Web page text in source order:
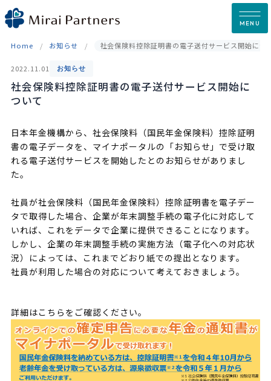
Skip
to
MENU
Home お知らせ 社会保険料控除証明書の電子送付サービス開始につ
2022.11.01 お知らせ
社会保険料控除証明書の電子送付サービス開始に
ついて
日本年金機構から、社会保険料（国民年金保険料）控除証明
書の電子データを、マイナポータルの「お知らせ」で受け取
れる電子送付サービスを開始したとのお知らせがありまし
た。
社員が社会保険料（国民年金保険料）控除証明書を電子デー
タで取得した場合、企業が年末調整手続の電子化に対応して
いれば、これをデータで企業に提供できることになります。
しかし、企業の年末調整手続の実施方法（電子化への対応状
況）によっては、これまでどおり紙での提出となります。
社員が利用した場合の対応について考えておきましょう。
詳細はこちらをご確認ください。